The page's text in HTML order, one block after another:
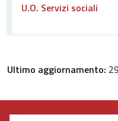
U.O. Servizi sociali
Ultimo aggiornamento: